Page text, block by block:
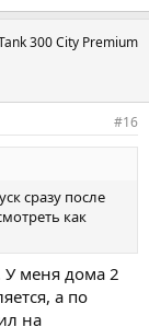
300 City Premium
#16
сразу после
как
У меня дома 2
а по
на